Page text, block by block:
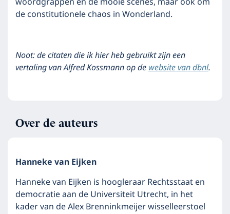
de constitutionele chaos in Wonderland.
Noot: de citaten die ik hier heb gebruikt zijn een
vertaling van Alfred Kossmann op dewebsite van dbnl.
Over de auteurs
Hanneke van Eijken
Hanneke van Eijken is hoogleraar Rechtsstaat en
democratie aan de Universiteit Utrecht, in het
kader van de Alex Brenninkmeijer wisselleerstoel